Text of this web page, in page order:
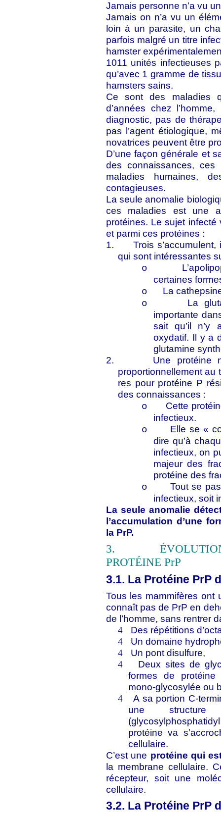
Jamais personne n’a vu
Jamais on n’a vu un
loin à un parasite, un
parfois malgré un titre
hamster
1011 unités infectieuses
qu’avec 1 gramme de
hamsters sains.
Ce sont des maladies
d’années chez
diagnostic, pas de
pas l’agent étiologique,
novatrices peuvent être
D’une façon générale et
des connaissances,
maladies humaines,
contagieuses.
La seule anomalie
ces maladies est une
protéines. Le sujet
et parmi ces protéines :
1.
Trois
qui sont intéressantes
o
certaines
o
La
o
La
importante
sait qu’il n’y
oxydatif. Il y a
glutamine
2.
Une protéine
proportionnellement au
res pour protéine P
des connaissances :
o
Cette
infectieux.
o
Elle se «
dire qu’à
infectieux, on
majeur des
protéine des
o
Tout se
infectieux, soit
La seule anomalie
l’accumulation d’une
la PrP.
3.
PROTÉINE PrP
3.1. La Protéine PrP
Tous les mammifères ont
connaît pas de PrP en
de l’homme, sans rentrer
4 Des répétitions
4 Un domaine
4 Un pont disulfure,
4
Deux sites de
formes de protéine
mono-glycosylée ou
4
A sa portion C-
une structure
protéine va
cellulaire.
C’est une protéine qui
la membrane cellulaire.
récepteur, soit une
cellulaire.
3.2. La Protéine PrP